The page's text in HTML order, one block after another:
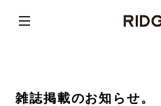
雑誌掲載のお知らせ。